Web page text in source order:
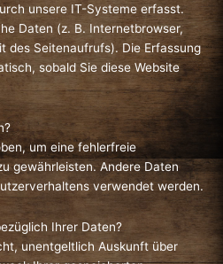
unsere IT-Systeme erfasst.
Daten (z. B. Internetbrowser,
des Seitenaufrufs). Die Erfassung
sobald Sie diese Website
um eine fehlerfreie
gewährleisten. Andere Daten
verwendet werden.
Ihrer Daten?
unentgeltlich Auskunft über